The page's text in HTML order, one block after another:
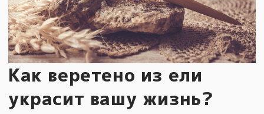
Как веретено из ели
украсит вашу жизнь?